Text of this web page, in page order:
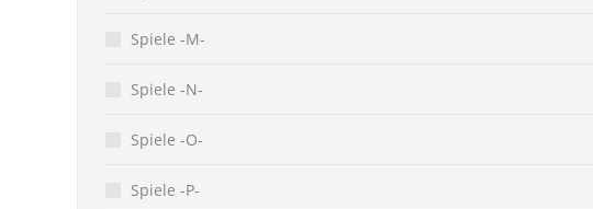
Spiele -M-
Spiele -N-
Spiele -O-
Spiele -P-